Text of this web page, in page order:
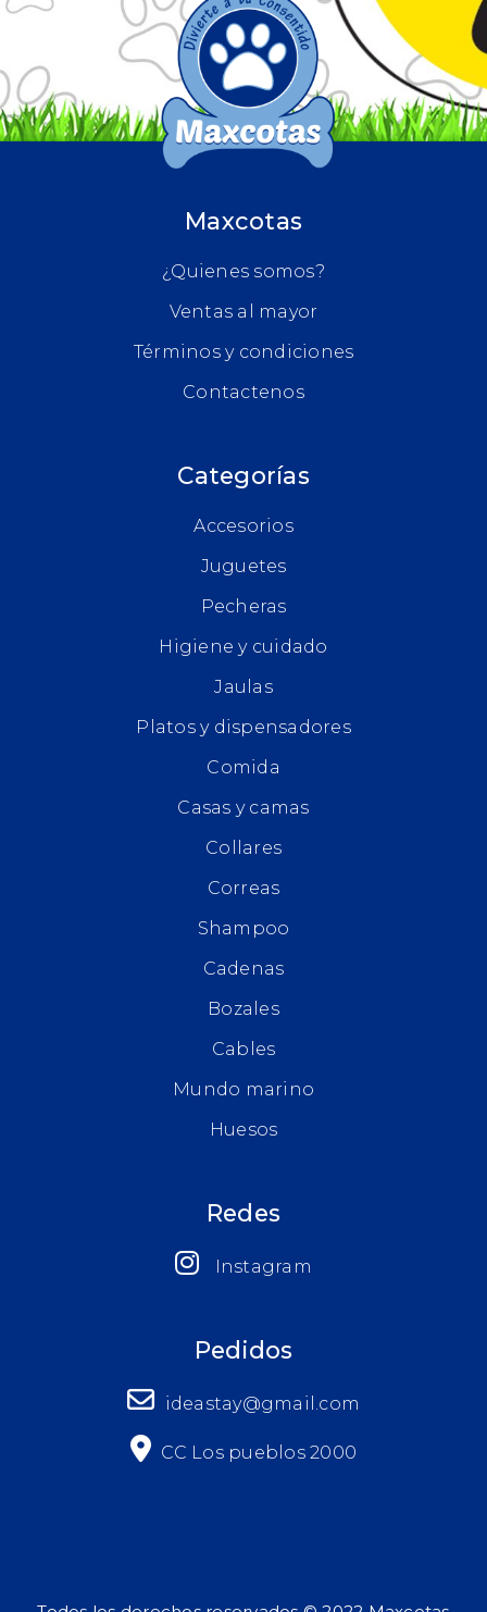
Maxcotas
¿Quienes somos?
Ventas al mayor
Términos y condiciones
Contactenos
Categorías
Accesorios
Juguetes
Pecheras
Higiene y cuidado
Jaulas
Platos y dispensadores
Comida
Casas y camas
Collares
Correas
Shampoo
Cadenas
Bozales
Cables
Mundo marino
Huesos
Redes
Instagram
Pedidos
ideastay@gmail.com
CC Los pueblos 2000